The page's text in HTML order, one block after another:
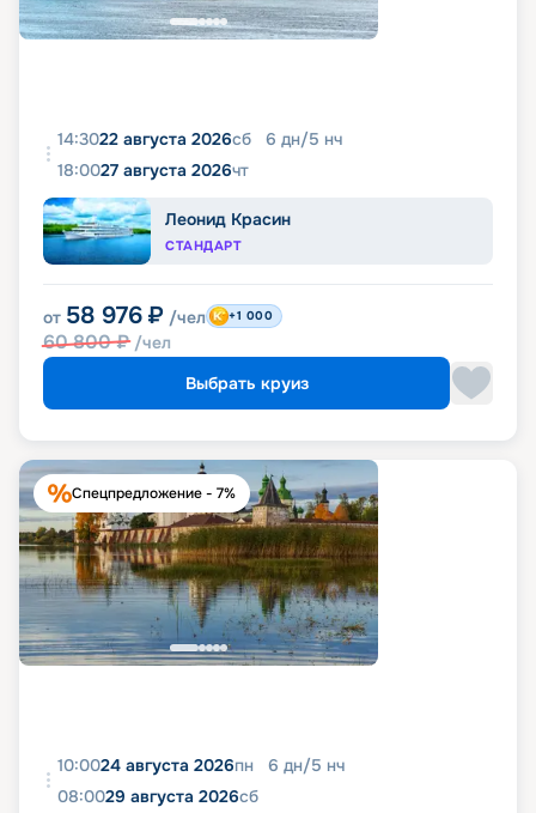
14:3022 августа 2026сб 6 дн/5 нч
18:0027 августа 2026чт
Леонид Красин
СТАНДАРТ
от 58 976 ₽ /чел
60 800₽ /чел
+1 000
Выбрать круиз
Спецпредложение - 7%
10:0024 августа 2026пн 6 дн/5 нч
08:0029 августа 2026сб